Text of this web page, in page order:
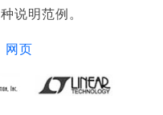
说明范例。
页